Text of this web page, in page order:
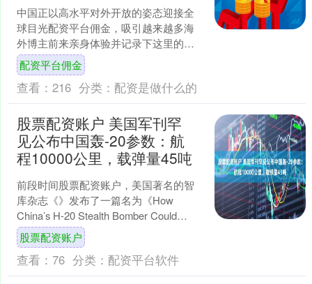
中国正以高水平对外开放的姿态迎接全
球目光配资平台佣金，吸引越来越多海
外博主前来亲身体验并记录下这里的便
利、安全与蓬勃活力。 一对英国夫妇游
览多个中国城市后，既惊....
配资平台佣金
查看： 216 分类： 配资是做什么的
股票配资账户 美国军刊罕
见公布中国轰-20参数：航
程10000公里，载弹量45吨
前段时间股票配资账户，美国著名的智
库杂志《》发布了一篇名为《How
China’s H-20 Stealth Bomber Could
Break Americ....
股票配资账户
查看： 76 分类： 配资平台软件